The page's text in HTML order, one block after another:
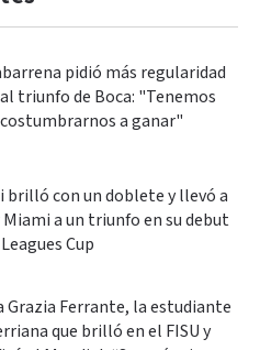
pidió más regularidad
triunfo de Boca: "Tenemos
a ganar"
brilló con un doblete y llevó a
a un triunfo en su debut
Cup
Grazia Ferrante, la estudiante
que brilló en el FISU y